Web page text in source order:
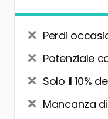
Perdi
Potenziale
Solo il 10%
Mancanza